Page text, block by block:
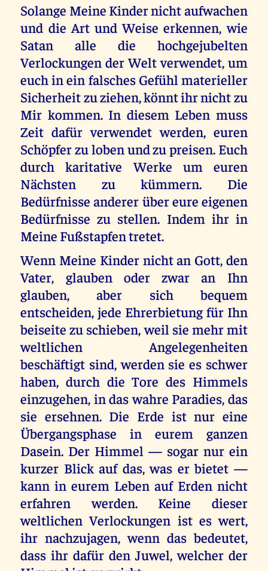
Solange Meine Kinder nicht aufwachen
und die Art und Weise erkennen, wie
Satan alle die hochgejubelten
Verlockungen der Welt verwendet, um
euch in ein falsches Gefühl materieller
Sicherheit zu ziehen, könnt ihr nicht zu
Mir kommen. In diesem Leben muss
Zeit dafür verwendet werden, euren
Schöpfer zu loben und zu preisen. Euch
durch karitative Werke um euren
Nächsten zu kümmern. Die
Bedürfnisse anderer über eure eigenen
Bedürfnisse zu stellen. Indem ihr in
Meine Fußstapfen tretet.
Wenn Meine Kinder nicht an Gott, den
Vater, glauben oder zwar an Ihn
glauben, aber sich bequem
entscheiden, jede Ehrerbietung für Ihn
beiseite zu schieben, weil sie mehr mit
weltlichen Angelegenheiten
beschäftigt sind, werden sie es schwer
haben, durch die Tore des Himmels
einzugehen, in das wahre Paradies, das
sie ersehnen. Die Erde ist nur eine
Übergangsphase in eurem ganzen
Dasein. Der Himmel — sogar nur ein
kurzer Blick auf das, was er bietet —
kann in eurem Leben auf Erden nicht
erfahren werden. Keine dieser
weltlichen Verlockungen ist es wert,
ihr nachzujagen, wenn das bedeutet,
dass ihr dafür den Juwel, welcher der